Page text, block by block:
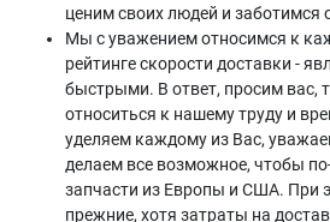
ценим своих людей и заботимся
Мы с уважением относимся к
рейтинге скорости доставки -
быстрыми. В ответ, просим вас,
относиться к нашему труду и
уделяем каждому из Вас,
делаем все возможное, чтобы
запчасти из Европы и США. При
прежние, хотя затраты на